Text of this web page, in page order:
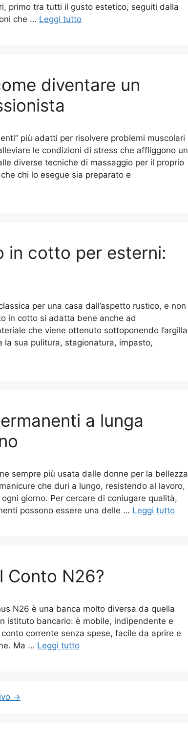
primo tra tutti il gusto estetico, seguiti dalla
che … Leggi tutto
diventare un
più adatti per risolvere problemi muscolari
le condizioni di stress che affliggono un
diverse tecniche di massaggio per il proprio
chi lo esegue sia preparato e
in cotto per esterni:
per una casa dall’aspetto rustico, e non
in cotto si adatta bene anche ad
che viene ottenuto sottoponendo l’argilla
sua pulitura, stagionatura, impasto,
a lunga
sempre più usata dalle donne per la bellezza
che duri a lungo, resistendo al lavoro,
giorno. Per cercare di coniugare qualità,
possono essere una delle … Leggi tutto
Conto N26?
N26 è una banca molto diversa da quella
istituto bancario: è mobile, indipendente e
corrente senza spese, facile da aprire e
Ma … Leggi tutto
→